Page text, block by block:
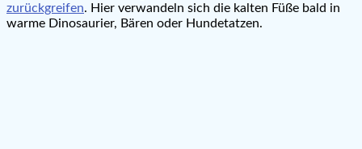
zurückgreifen. Hier verwandeln sich die kalten Füße bald in
warme Dinosaurier, Bären oder Hundetatzen.